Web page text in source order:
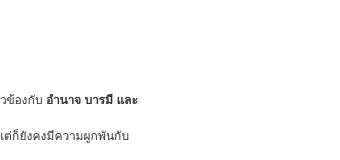
ข้องกับ อำนาจ บารมี และ
ก็ยังคงมีความผูกพันกับ